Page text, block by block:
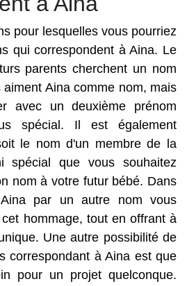
pour lesquelles vous pourriez
qui correspondent à Aina. Le
parents cherchent un nom
Aina comme nom, mais
avec un deuxième prénom
spécial. Il est également
le nom d'un membre de la
spécial que vous souhaitez
nom à votre futur bébé. Dans
par un autre nom vous
hommage, tout en offrant à
Une autre possibilité de
correspondant à Aina est que
pour un projet quelconque.